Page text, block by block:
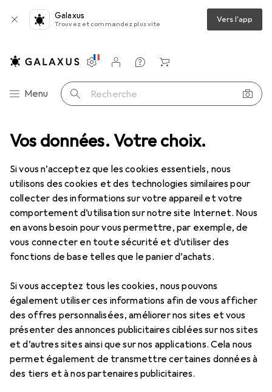
Vos données. Votre choix.
Si vous n’acceptez que les cookies essentiels, nous
utilisons des cookies et des technologies similaires pour
collecter des informations sur votre appareil et votre
comportement d’utilisation sur notre site Internet. Nous
en avons besoin pour vous permettre, par exemple, de
vous connecter en toute sécurité et d’utiliser des
fonctions de base telles que le panier d’achats.
Si vous acceptez tous les cookies, nous pouvons
également utiliser ces informations afin de vous afficher
des offres personnalisées, améliorer nos sites et vous
présenter des annonces publicitaires ciblées sur nos sites
et d’autres sites ainsi que sur nos applications. Cela nous
permet également de transmettre certaines données à
des tiers et à nos partenaires publicitaires.
Galaxus
Trouvez et commandez plus vite Vers l'app
Navigation par catégorie
Menu Recherche
Paramètres
Compte client
Listes de comparaison
Listes d'envies
Panier
: accessoires Scalextric R3 I/Bord.&Barr.(for 8204) 4 pièces
2 images
Scalextric R3 I/Bord.&Barr.(for 8204)
4 pièces
Prix en EUR TVA incl.
EUR
17,87
Évaluations Marque
Plus de produits
Scalextric